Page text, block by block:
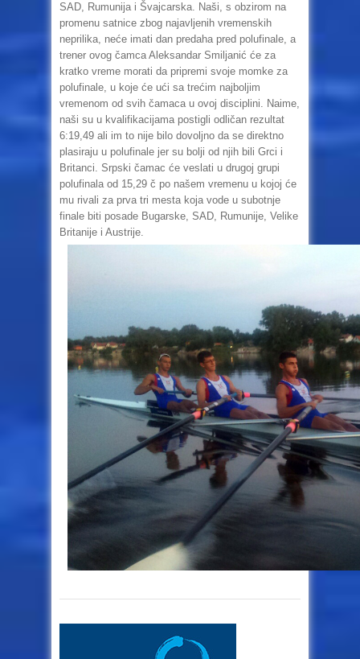
SAD, Rumunija i Švajcarska. Naši, s obzirom na
promenu satnice zbog najavljenih vremenskih
neprilika, neće imati dan predaha pred polufinale, a
trener ovog čamca Aleksandar Smiljanić će za
kratko vreme morati da pripremi svoje momke za
polufinale, u koje će ući sa trećim najboljim
vremenom od svih čamaca u ovoj disciplini. Naime,
naši su u kvalifikacijama postigli odličan rezultat
6:19,49 ali im to nije bilo dovoljno da se direktno
plasiraju u polufinale jer su bolji od njih bili Grci i
Britanci. Srpski čamac će veslati u drugoj grupi
polufinala od 15,29 č po našem vremenu u kojoj će
mu rivali za prva tri mesta koja vode u subotnje
finale biti posade Bugarske, SAD, Rumunije, Velike
Britanije i Austrije.